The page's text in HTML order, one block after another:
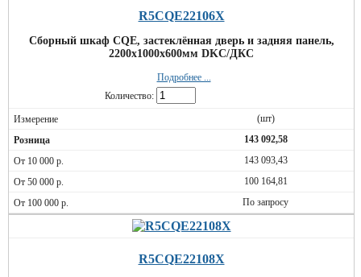
R5CQE22106X
Сборный шкаф CQE, застеклённая дверь и задняя панель,
2200x1000x600мм DKC/ДКС
Подробнее ...
Количество:
(шт)
143 092,58
143 093,43
100 164,81
По запросу
R5CQE22108X